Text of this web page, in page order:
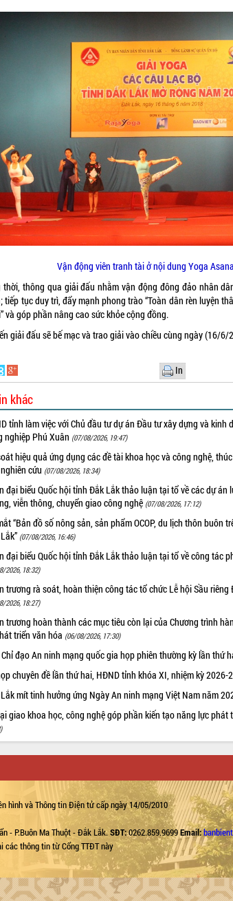
Vận động viên tranh tài ở nội dung Yoga
thời, thông qua giải đấu nhằm vận động đông đảo nhân
tiếp tục duy trì, đẩy mạnh phong trào “Toàn dân rèn luyện
và góp phần nâng cao sức khỏe cộng đồng.
giải đấu sẽ bế mạc và trao giải vào chiều cùng ngày (16/6/
In
khác
tỉnh làm việc với Chủ đầu tư dự án Đầu tư xây dựng và kinh
nghiệp Phú Xuân (07/08/2026, 19:47)
hiệu quả ứng dụng các đề tài khoa học và công nghệ,
cứu (07/08/2026, 18:34)
đại biểu Quốc hội tỉnh Đắk Lắk thảo luận tại tổ về các dự án
viễn thông, chuyển giao công nghệ (07/08/2026, 17:12)
“Bản đồ số nông sản, sản phẩm OCOP, du lịch thôn buôn
(07/08/2026, 16:46)
đại biểu Quốc hội tỉnh Đắk Lắk thảo luận tại tổ về công tác
2026, 18:32)
trương rà soát, hoàn thiện công tác tổ chức Lễ hội Sầu
2026, 18:27)
trương hoàn thành các mục tiêu còn lại của Chương trình
triển văn hóa (06/08/2026, 17:30)
đạo An ninh mạng quốc gia họp phiên thường kỳ lần thứ
chuyên đề lần thứ hai, HĐND tỉnh khóa XI, nhiệm kỳ 2026-
mít tinh hưởng ứng Ngày An ninh mạng Việt Nam năm
giao khoa học, công nghệ góp phần kiến tạo năng lực phát
hình và Thông tin Điện tử cấp ngày 14/05/2010
- P.Buôn Ma Thuột - Đắk Lắk.SĐT:0262.859.9699Email:
các thông tin từ Cổng TTĐT này